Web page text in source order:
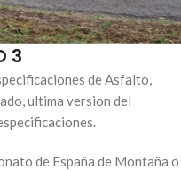
3
de Asfalto,
ultima version del
de España de Montaña o